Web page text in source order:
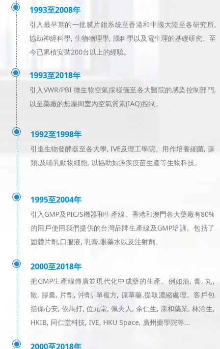
1993至2008年
引入最早期的一批膜片鉗系統至香港和中國大陸至各研究所,
協助神經科學, 生物物理學, 腦科學以及電生理的基礎研究。至
今已累積安裝200台以上的經驗。
ꀉ
ꀉ 1993至2018年
引入VWR/PBI 微生物空氣採樣儀至各大醫院的感染控制部門,
以至藥廠的無塵間室內空氣質素(IAQ)控制。
1992至1998年
引進生物發酵器至各大學, IVE及理工學院。用作培養細菌, 藻
類,及哺乳動物細胞, 以協助如瘧疾疫苗生產等生物科技。
ꀉ
ꀉ 1995至2004年
引入GMP及PIC/S機器和生產線。香港和澳門各大藥廠有80%
的用戶使用我們提供的台灣品牌生產線及GMP培訓。包括了
固體片劑,口服液, 乳膏,眼藥水以及注射劑。
2000至2018年
把GMP生產線傳廣並現代化中成藥的生產。例如油, 膏, 丸,
散, 膠囊, 片劑, 沖劑, 單複方, 原草藥,提取濃縮處理。客戶包
括保心安, 依馬打, 位元堂, 佩夫人, 余仁生, 康和藥業, 林淦生,
HKIB, 同仁堂科技, IVE, HKU Space, 廣州藥學院等...
ꀉ
ꀉ 2000至2018年